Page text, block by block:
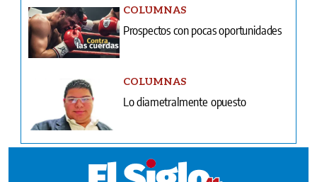
COLUMNAS
Prospectos con pocas oportunidades
COLUMNAS
Lo diametralmente opuesto